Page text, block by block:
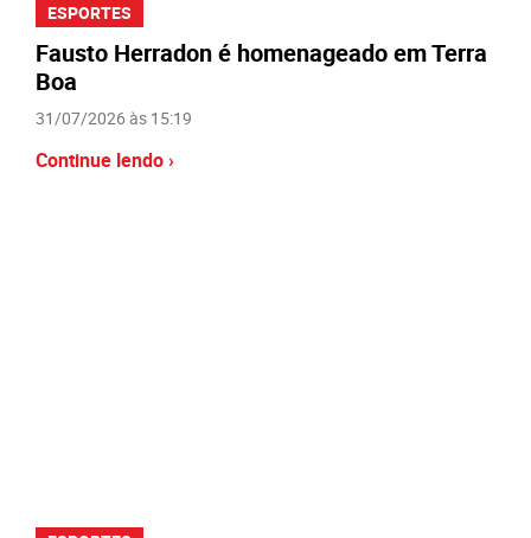
ESPORTES
Fausto Herradon é homenageado em Terra
Boa
31/07/2026 às 15:19
Continue lendo ›